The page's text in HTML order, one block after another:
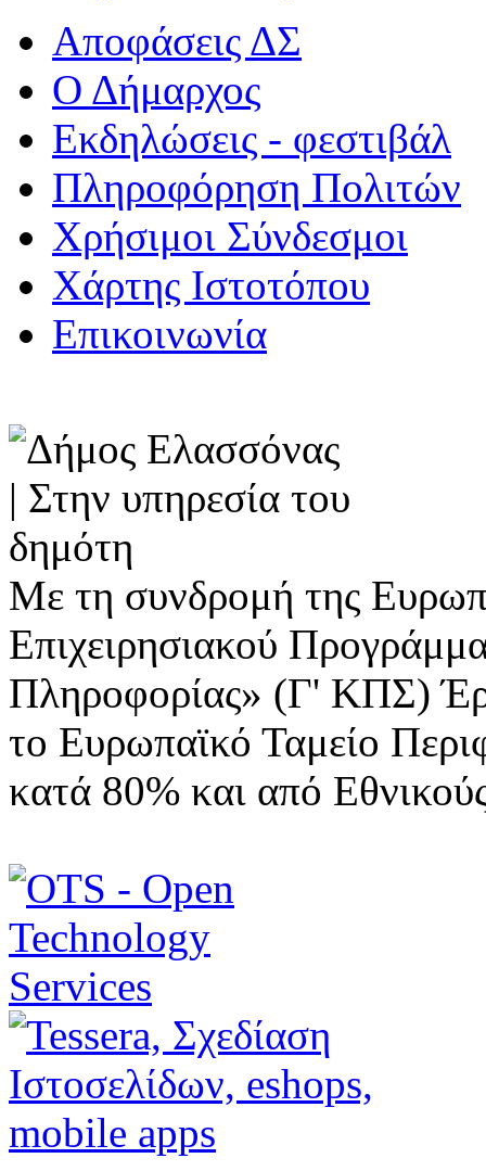
Αποφάσεις ΔΣ
Ο Δήμαρχος
Εκδηλώσεις - φεστιβάλ
Πληροφόρηση Πολιτών
Χρήσιμοι Σύνδεσμοι
Χάρτης Ιστοτόπου
Επικοινωνία
Με τη συνδρομή της
Επιχειρησιακού
Πληροφορίας» (Γ' ΚΠΣ)
το Ευρωπαϊκό Ταμείο
κατά 80% και από